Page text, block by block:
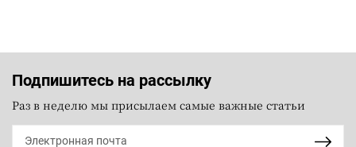
Подпишитесь на рассылку
Раз в неделю мы присылаем самые важные статьи